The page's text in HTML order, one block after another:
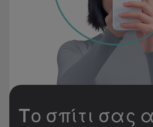
Tο σπίτι σας